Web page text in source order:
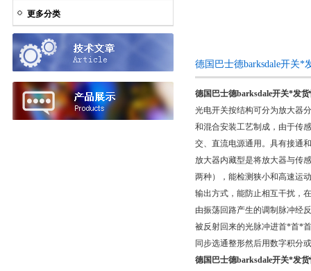
更多分类
德国巴士德barksdale开关*
德国巴士德barksdale开关*发货
光电开关按结构可分为放大器
和混合安装工艺制成，由于传
交、直流电源通用。具有接通
放大器内藏型是将放大器与传
两种），能检测狭小和高速运
输出方式，能防止相互干扰，
由振荡回路产生的调制脉冲经
被反射回来的光脉冲进首*首*
同步选通整形然后用数字积分
德国巴士德barksdale开关*发货